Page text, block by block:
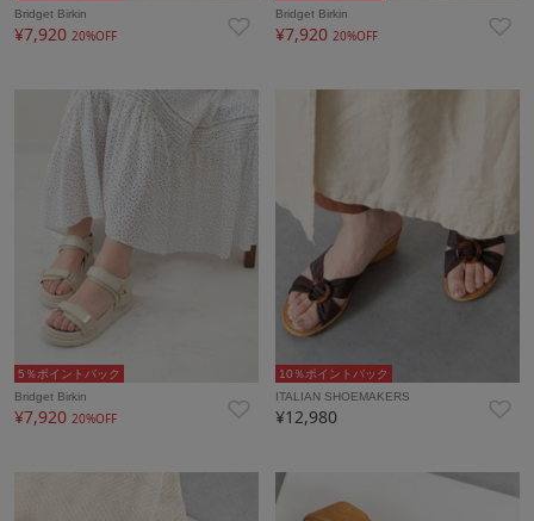
Bridget Birkin
¥7,920 20%OFF
Bridget Birkin
¥7,92020%OFF
5％ポイントバック
Bridget Birkin
¥7,920 20%OFF
10％ポイントバック
ITALIAN SHOEMAKERS
¥12,980